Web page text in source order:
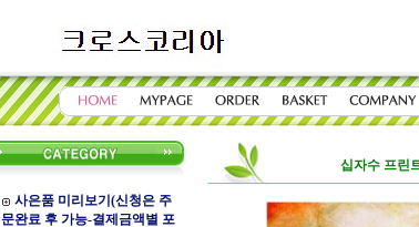
사은품 미리보기(신청은 주
문완료 후 가능-결제금액별 포
십자수 프린